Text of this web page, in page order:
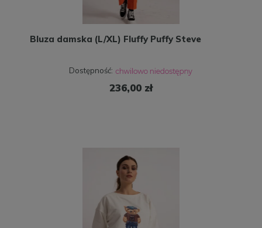
Bluza damska (L/XL) Fluffy Puffy Steve
Dostępność:
236,00 zł